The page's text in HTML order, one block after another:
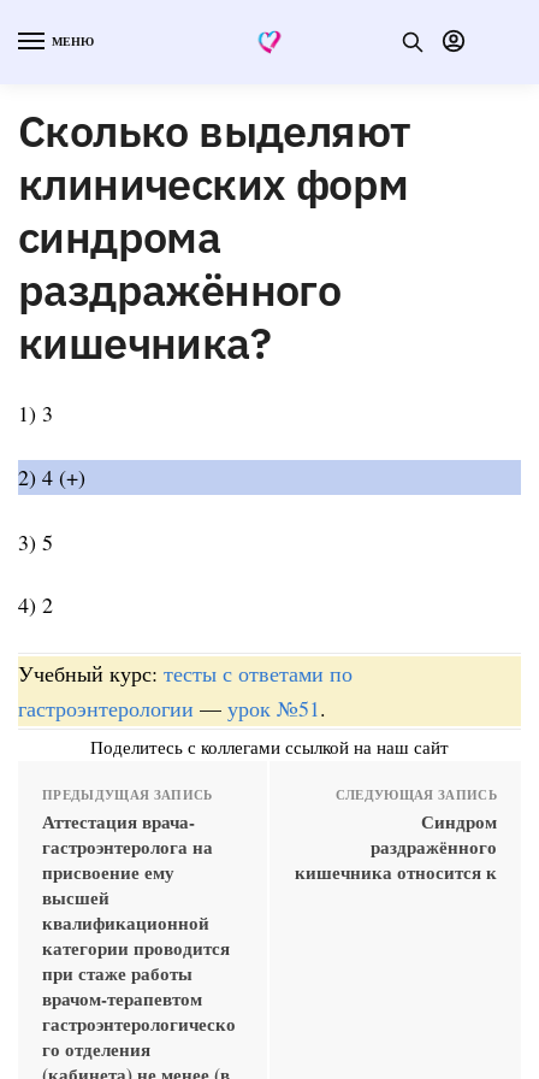
МЕНЮ
Сколько выделяют
клинических форм
синдрома
раздражённого
кишечника?
1) 3
2) 4 (+)
3) 5
4) 2
Учебный курс: тесты с ответами по
гастроэнтерологии — урок №51.
Поделитесь с коллегами ссылкой на наш сайт
ПРЕДЫДУЩАЯ ЗАПИСЬ
Аттестация врача-
гастроэнтеролога на
присвоение ему
высшей
квалификационной
категории проводится
при стаже работы
врачом-терапевтом
гастроэнтерологическо
го отделения
СЛЕДУЮЩАЯ ЗАПИСЬ
Синдром
раздражённого
кишечника относится к